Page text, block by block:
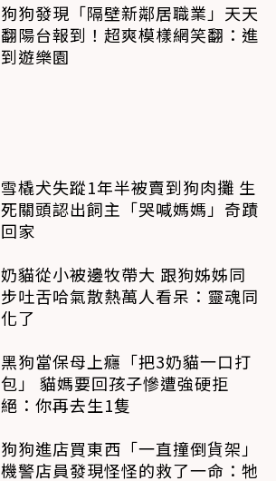
狗狗發現「隔壁新鄰居職業」天天
翻陽台報到！超爽模樣網笑翻：進
到遊樂園
雪橇犬失蹤1年半被賣到狗肉攤 生
死關頭認出飼主「哭喊媽媽」奇蹟
回家
奶貓從小被邊牧帶大 跟狗姊姊同
步吐舌哈氣散熱萬人看呆：靈魂同
化了
黑狗當保母上癮「把3奶貓一口打
包」 貓媽要回孩子慘遭強硬拒
絕：你再去生1隻
狗狗進店買東西「一直撞倒貨架」
機警店員發現怪怪的救了一命：牠